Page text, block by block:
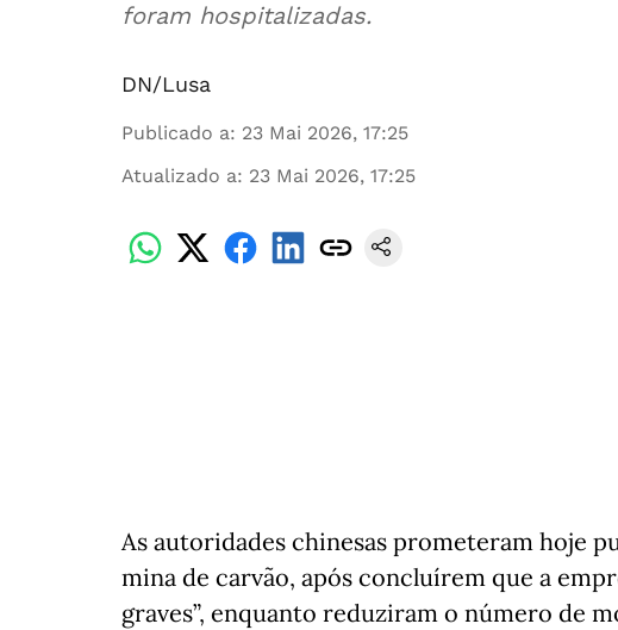
foram hospitalizadas.
DN/Lusa
Publicado a: 23 Mai 2026, 17:25
Atualizado a: 23 Mai 2026, 17:25
As autoridades chinesas prometeram hoje
mina de carvão, após concluírem que a
graves”, enquanto reduziram o número de